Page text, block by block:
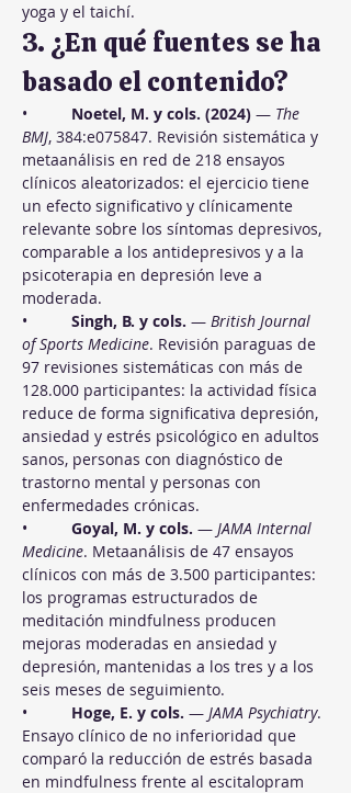
yoga y el taichí.
3. ¿En qué fuentes se ha
basado el contenido?
• Noetel, M. y cols. (2024) — The
BMJ, 384:e075847. Revisión sistemática y
metaanálisis en red de 218 ensayos
clínicos aleatorizados: el ejercicio tiene
un efecto significativo y clínicamente
relevante sobre los síntomas depresivos,
comparable a los antidepresivos y a la
psicoterapia en depresión leve a
moderada.
• Singh, B. y cols. — British Journal
of Sports Medicine. Revisión paraguas de
97 revisiones sistemáticas con más de
128.000 participantes: la actividad física
reduce de forma significativa depresión,
ansiedad y estrés psicológico en adultos
sanos, personas con diagnóstico de
trastorno mental y personas con
enfermedades crónicas.
• Goyal, M. y cols. — JAMA Internal
Medicine. Metaanálisis de 47 ensayos
clínicos con más de 3.500 participantes:
los programas estructurados de
meditación mindfulness producen
mejoras moderadas en ansiedad y
depresión, mantenidas a los tres y a los
seis meses de seguimiento.
• Hoge, E. y cols. — JAMA Psychiatry.
Ensayo clínico de no inferioridad que
comparó la reducción de estrés basada
en mindfulness frente al escitalopram